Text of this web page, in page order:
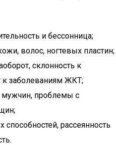
и бессонница;
волос, ногтевых пластин;
склонность к
к заболеваниям ЖКТ;
мужчин, проблемы с
рассеянность